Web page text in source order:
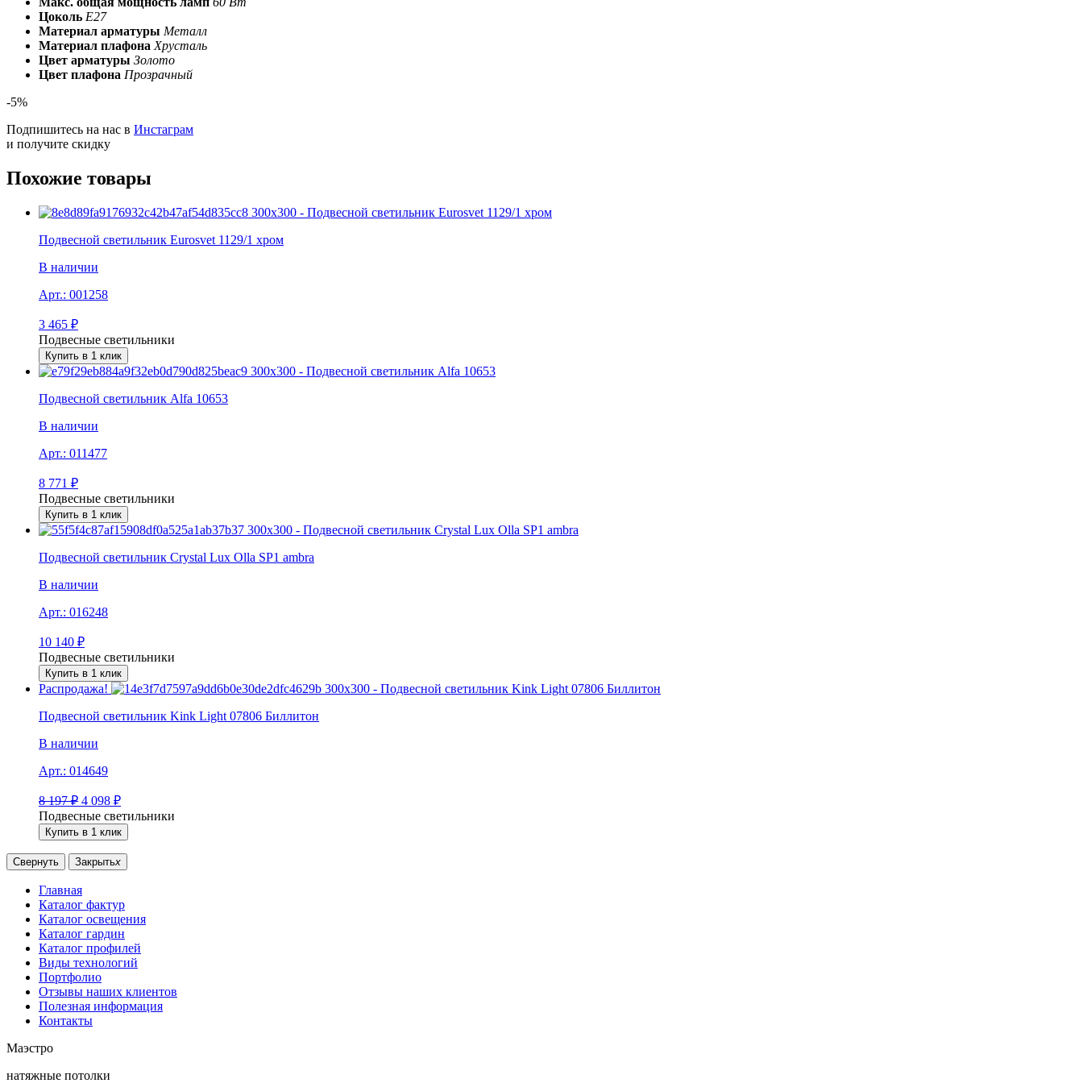
Цоколь E27
Материал арматуры Металл
Материал плафона Хрусталь
Цвет арматуры Золото
Цвет плафона Прозрачный
-5%
Подпишитесь на нас в Инстаграм
и получите скидку
Похожие товары
Подвесной светильник Eurosvet 1129/1 хром
В наличии
Арт.: 001258
3 465 ₽
Подвесные светильники
Купить в 1 клик
Подвесной светильник Alfa 10653
В наличии
Арт.: 011477
8 771 ₽
Подвесные светильники
Купить в 1 клик
Подвесной светильник Crystal Lux Olla SP1 ambra
В наличии
Арт.: 016248
10 140 ₽
Подвесные светильники
Купить в 1 клик
Распродажа!
Подвесной светильник Kink Light 07806 Биллитон
В наличии
Арт.: 014649
8 197₽ 4 098 ₽
Подвесные светильники
Купить в 1 клик
Свернуть Закрытьx
Главная
Каталог фактур
Каталог освещения
Каталог гардин
Каталог профилей
Виды технологий
Портфолио
Отзывы наших клиентов
Полезная информация
Контакты
Маэстро
натяжные потолки